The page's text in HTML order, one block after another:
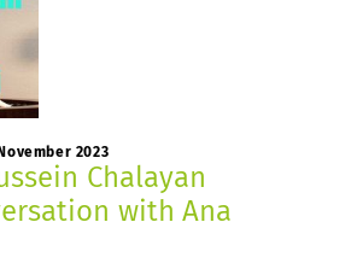
2023
Chalayan
with Ana